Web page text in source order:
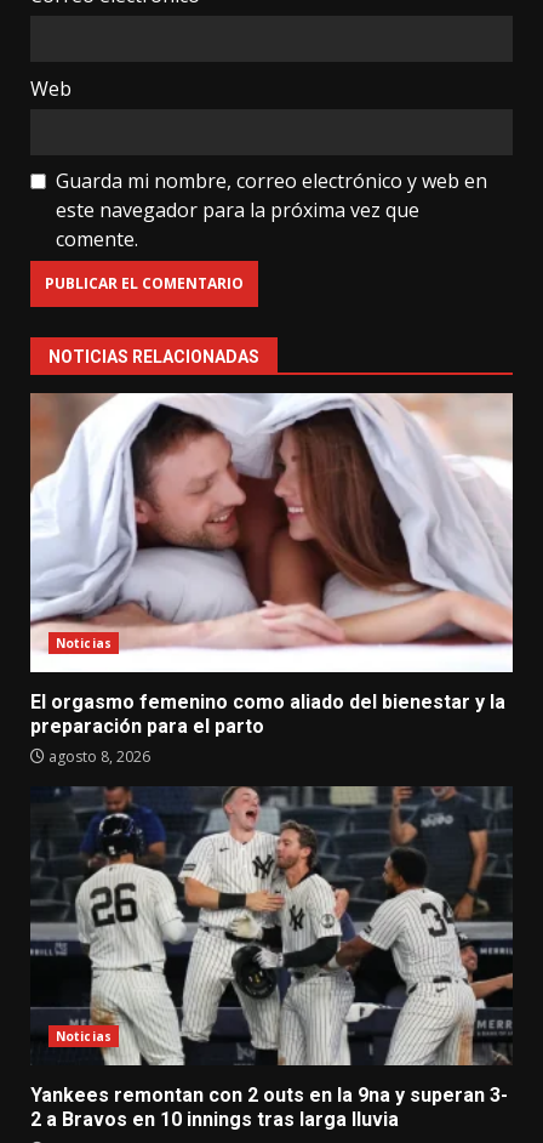
Web
Guarda mi nombre, correo electrónico y web en
este navegador para la próxima vez que
comente.
NOTICIAS RELACIONADAS
Noticias
El orgasmo femenino como aliado del bienestar y la
preparación para el parto
agosto 8, 2026
Noticias
Yankees remontan con 2 outs en la 9na y superan 3-
2 a Bravos en 10 innings tras larga lluvia